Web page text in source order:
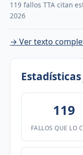
119 fallos TTA citan
2026
→ Ver texto
119
FALLOS QUE LO